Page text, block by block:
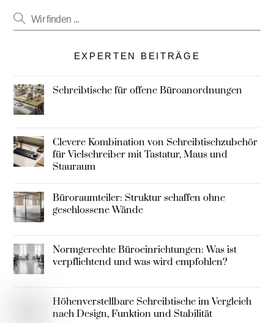
EXPERTEN BEITRÄGE
Schreibtische für offene Büroanordnungen
Clevere Kombination von Schreibtischzubehör
für Vielschreiber mit Tastatur, Maus und
Stauraum
Büroraumteiler: Struktur schaffen ohne
geschlossene Wände
Normgerechte Büroeinrichtungen: Was ist
verpflichtend und was wird empfohlen?
Höhenverstellbare Schreibtische im Vergleich
nach Design, Funktion und Stabilität